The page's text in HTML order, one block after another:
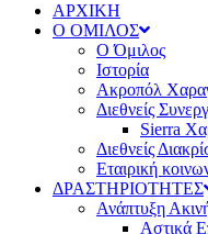
ΑΡΧΙΚΗ
Ο ΟΜΙΛΟΣ
Ο Όμιλος
Ιστορία
Ακροπόλ
Διεθνείς
Sierra
Διεθνείς
Εταιρική
ΔΡΑΣΤΗΡΙΟΤΗΤΕΣ
Ανάπτυξη
Αστικά